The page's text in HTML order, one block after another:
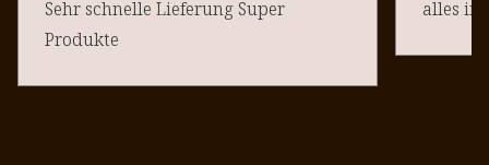
Sehr schnelle Lieferung Super
Produkte
alles in